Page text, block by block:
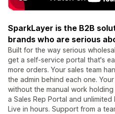
SparkLayer is the B2B
brands who are serious
Built for the way serious
get a self-service portal that's
more orders. Your sales team
the admin behind each one.
without the manual work
a Sales Rep Portal and
Live in hours. Support from a